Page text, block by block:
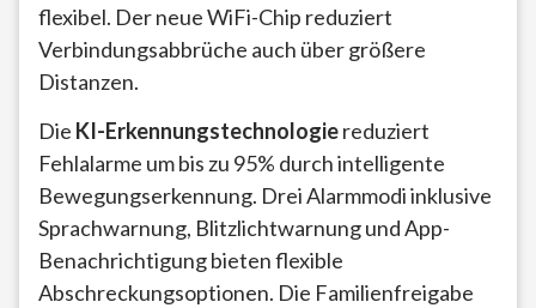
flexibel. Der neue WiFi-Chip reduziert
Verbindungsabbrüche auch über größere
Distanzen.
Die KI-Erkennungstechnologiereduziert
Fehlalarme um bis zu 95% durch intelligente
Bewegungserkennung. Drei Alarmmodi inklusive
Sprachwarnung, Blitzlichtwarnung und App-
Benachrichtigung bieten flexible
Abschreckungsoptionen. Die Familienfreigabe